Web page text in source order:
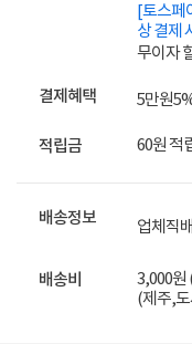
[토스페
상 결제
무이자
결제혜택 5만원
적립금 60원 적
배송정보 업체직
배송비
3,000원
(제주,